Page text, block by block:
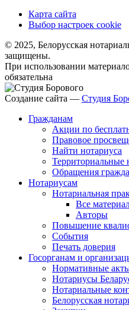
Карта сайта
Выбор настроек cookie
© 2025, Белорусская
защищены.
При использовании
обязательна
Создание сайта — Студия
Гражданам
Акции по
Правовое
Найти нотариуса
Территориальные
Обращения
Нотариусам
Нотариальная
Все
Авторы
Повышение
События
Печать доверия
Госорганам и
Нормативные
Нотариусы
Нотариальные
Белорусская